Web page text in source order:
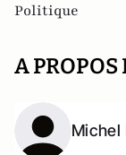
Politique
A PROPOS
Michel